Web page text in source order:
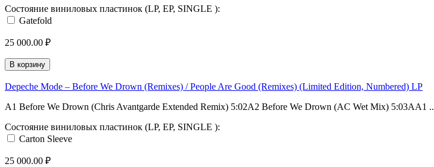
Состояние виниловых пластинок (LP, EP, SINGLE ):
Gatefold
25 000.00 ₽
В корзину
Depeche Mode – Before We Drown (Remixes) / People Are Good (Remixes) (Limited Edition, Numbered) LP
A1 Before We Drown (Chris Avantgarde Extended Remix) 5:02A2 Before We Drown (AC Wet Mix) 5:03AA1 ..
Состояние виниловых пластинок (LP, EP, SINGLE ):
Carton Sleeve
25 000.00 ₽